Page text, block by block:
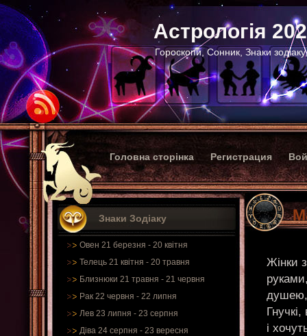
Астрологія
Гороскопи, Сонник, Знаки
Головна сторінка Регистрация
Знаки Зодіаку
Овен 21 березня - 20 квітня
Телець 21 квітня - 20 травня
Близнюки 21 травня - 21 червня
Рак 22 червня - 22 липня
Лев 23 липня - 23 серпня
Діва 24 серпня - 23 вересня
Жінки
душею,
і